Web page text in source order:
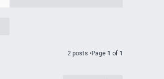
2 posts •Page 1 of 1